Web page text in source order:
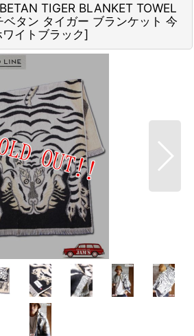
TIGER BLANKET TOWEL
タン タイガー ブランケット 今
イトブラック]